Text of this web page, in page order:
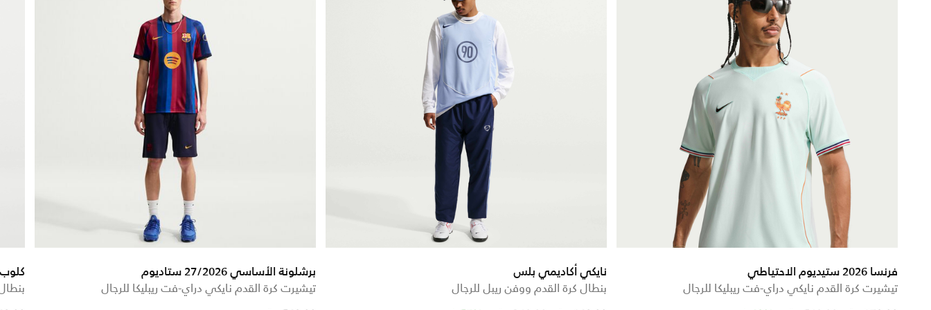
فرنسا 2026 ستيديوم الاحتياطي
تيشيرت كرة القدم نايكي دراي-فت ريبليكا للرجال
نايكي أكاديمي بلس
بنطال كرة القدم ووفن ريبل للرجال
برشلونة الأساسي 27/2026 ستاديوم
تيشيرت كرة القدم نايكي دراي-فت ريبليكا للرجال